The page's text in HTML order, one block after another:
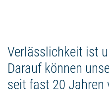
Verlässlichkeit ist
Darauf können
seit fast 20 Jahren